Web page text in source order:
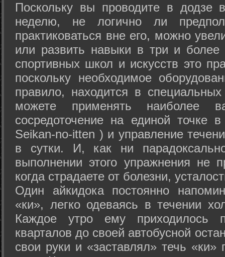
Поскольку вы проводите в додзе
неделю, не логично ли
практиковаться вне его, можно
или развить навыки в три и
спортивных школ и искусств это
поскольку необходимое
правило, находится в
можете применять наиболее
сосредоточение на единой точке
Seikan-­no-­itten ) и управление
в сутки. И, как ни
выполнении этого упражнения не
когда страдаете от болезни,
Один айкидока постоянно
«ки», легко одеваясь в течении
Каждое утро ему приходилось
кварталов до своей автобусной
свои руки и «заставлял» течь «ки»